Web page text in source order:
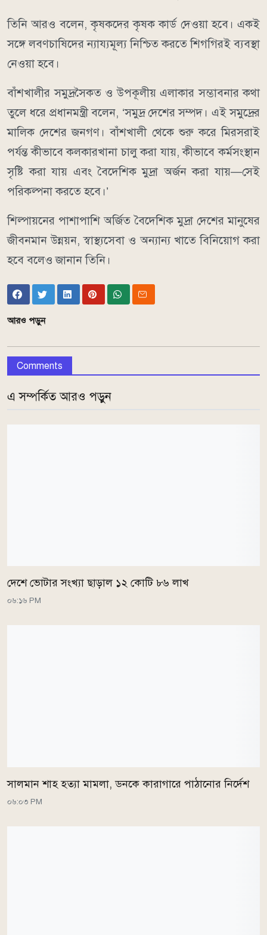
তিনি আরও বলেন, কৃষকদের কৃষক কার্ড দেওয়া হবে। একই
সঙ্গে লবণচাষিদের ন্যায্যমূল্য নিশ্চিত করতে শিগগিরই ব্যবস্থা
নেওয়া হবে।
বাঁশখালীর সমুদ্রসৈকত ও উপকূলীয় এলাকার সম্ভাবনার কথা
তুলে ধরে প্রধানমন্ত্রী বলেন, ‘সমুদ্র দেশের সম্পদ। এই সমুদ্রের
মালিক দেশের জনগণ। বাঁশখালী থেকে শুরু করে মিরসরাই
পর্যন্ত কীভাবে কলকারখানা চালু করা যায়, কীভাবে কর্মসংস্থান
সৃষ্টি করা যায় এবং বৈদেশিক মুদ্রা অর্জন করা যায়—সেই
পরিকল্পনা করতে হবে।’
শিল্পায়নের পাশাপাশি অর্জিত বৈদেশিক মুদ্রা দেশের মানুষের
জীবনমান উন্নয়ন, স্বাস্থ্যসেবা ও অন্যান্য খাতে বিনিয়োগ করা
হবে বলেও জানান তিনি।
আরও পড়ুন
Comments
এ সম্পর্কিত আরও পড়ুন
দেশে ভোটার সংখ্যা ছাড়াল ১২ কোটি ৮৬ লাখ
০৬:১৬ PM
সালমান শাহ হত্যা মামলা, ডনকে কারাগারে পাঠানোর নির্দেশ
০৬:০৩ PM